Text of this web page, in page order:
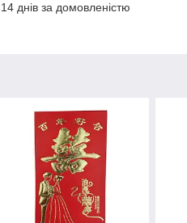
днів за домовленістю